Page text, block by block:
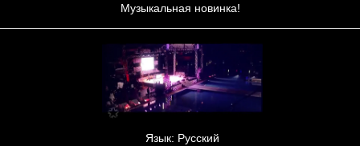
Музыкальная новинка!
Язык: Русский